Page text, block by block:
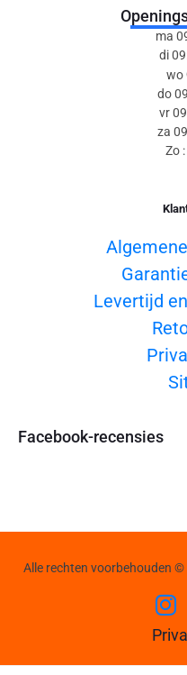
ma
di
wo
do
vr
za
Zo
Levertijd
Facebook-recensies
Alle rechten voorbehouden